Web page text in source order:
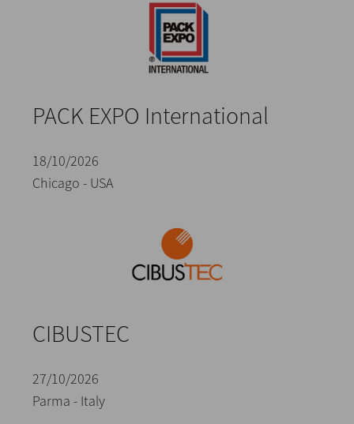
PACK EXPO International
18/10/2026
Chicago - USA
CIBUSTEC
27/10/2026
Parma - Italy